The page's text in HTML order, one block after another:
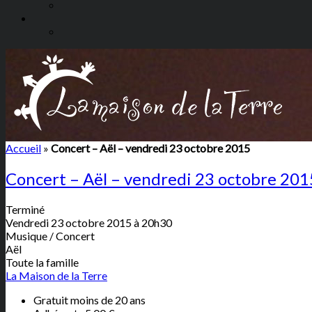
Accueil » Concert – Aël – vendredi 23 octobre 2015
Concert – Aël – vendredi 23 octobre
Terminé
Vendredi 23 octobre 2015 à 20h30
Musique / Concert
Aël
Toute la famille
La Maison de la Terre
Gratuit moins de 20 ans